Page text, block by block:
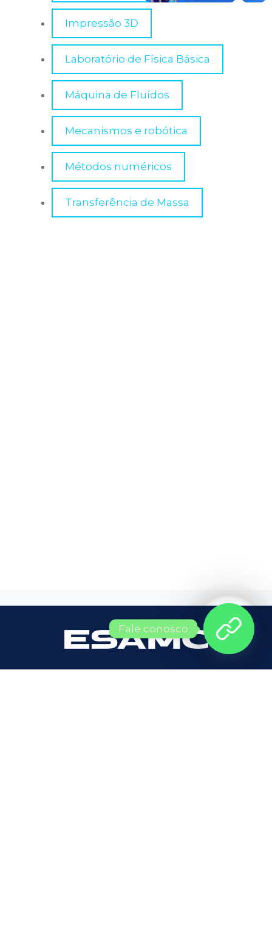
JORNALISMO
PSICOLOGIA
PUBLICIDADE E PROPAGANDA
RELAÇÕES INTERNACIONAIS
Impressão 3D
Laboratório de Física Básica
Máquina de Fluídos
Mecanismos e robótica
Métodos numéricos
Transferência de Massa
Fale conosco